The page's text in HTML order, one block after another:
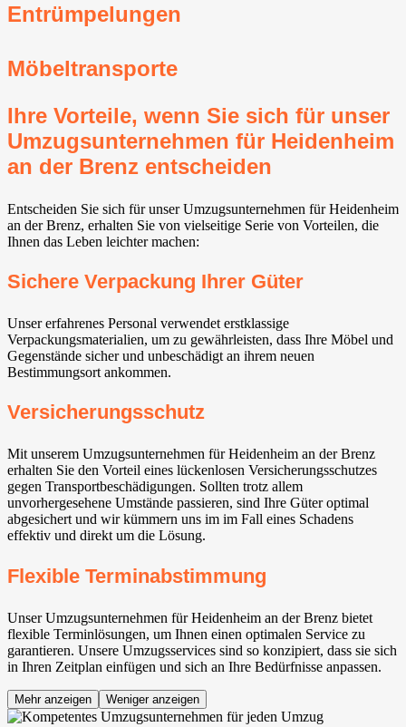
Entrümpelungen
Möbeltransporte
Ihre Vorteile, wenn Sie sich für unser
Umzugsunternehmen für Heidenheim
an der Brenz entscheiden
Entscheiden Sie sich für unser Umzugsunternehmen für Heidenheim
an der Brenz, erhalten Sie von vielseitige Serie von Vorteilen, die
Ihnen das Leben leichter machen:
Sichere Verpackung Ihrer Güter
Unser erfahrenes Personal verwendet erstklassige
Verpackungsmaterialien, um zu gewährleisten, dass Ihre Möbel und
Gegenstände sicher und unbeschädigt an ihrem neuen
Bestimmungsort ankommen.
Versicherungsschutz
Mit unserem Umzugsunternehmen für Heidenheim an der Brenz
erhalten Sie den Vorteil eines lückenlosen Versicherungsschutzes
gegen Transportbeschädigungen. Sollten trotz allem
unvorhergesehene Umstände passieren, sind Ihre Güter optimal
abgesichert und wir kümmern uns im im Fall eines Schadens
effektiv und direkt um die Lösung.
Flexible Terminabstimmung
Unser Umzugsunternehmen für Heidenheim an der Brenz bietet
flexible Terminlösungen, um Ihnen einen optimalen Service zu
garantieren. Unsere Umzugsservices sind so konzipiert, dass sie sich
in Ihren Zeitplan einfügen und sich an Ihre Bedürfnisse anpassen.
Mehr anzeigen Weniger anzeigen